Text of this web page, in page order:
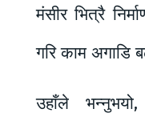
मंसीर भित्रै
गरि काम अगाडि
उहाँले